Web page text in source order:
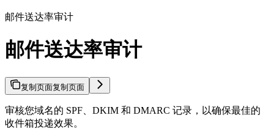
邮件送达率审计
邮件送达率审计
复制页面复制页面
审核您域名的 SPF、DKIM 和 DMARC 记录，以确保最佳的
收件箱投递效果。